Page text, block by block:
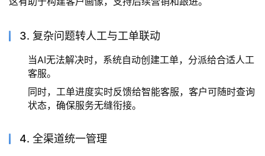
3. 复杂问题转人工与工单联动
当AI无法解决时，系统自动创建工单，分派给合适人工
客服。
同时，工单进度实时反馈给智能客服，客户可随时查询
状态，确保服务无缝衔接。
4. 全渠道统一管理